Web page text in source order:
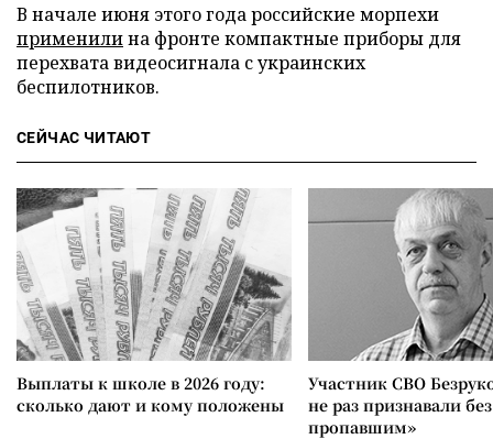
В начале июня этого года российские морпехи
применилина фронте компактные приборы для
перехвата видеосигнала с украинских
беспилотников.
СЕЙЧАС ЧИТАЮТ
Выплаты к школе в 2026 году:
сколько дают и кому положены
Участник СВО
не раз признавали
пропавшим»